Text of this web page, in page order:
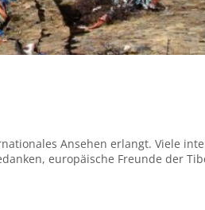
Ansehen erlangt. Viele
europäische Freunde der